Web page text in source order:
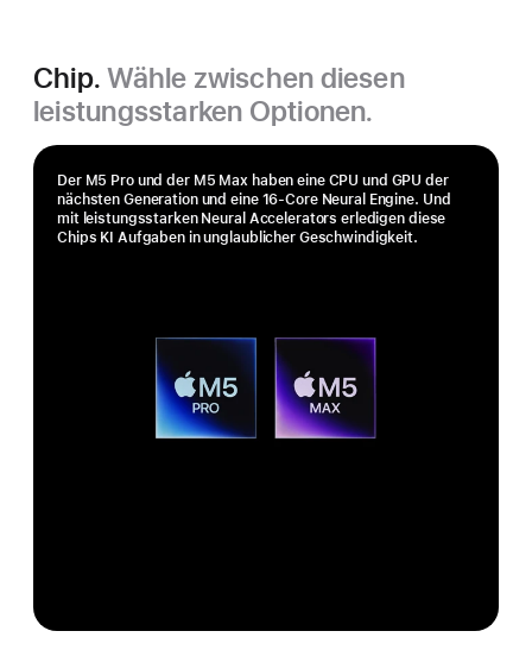
Chip. Wähle zwischen diesen
leistungsstarken Optionen.
Der M5 Pro und der M5 Max haben eine CPU und GPU der
nächsten Generation und eine 16‑Core Neural Engine. Und
mit leistungs­starken Neural Accelerators erledigen diese
Chips KI Aufgaben in unglaublicher Geschwindigkeit.